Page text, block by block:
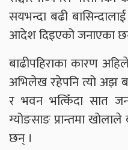
सयभन्दा बढी
आदेश दिइएको जनाएका
बाढीपहिराका कारण
अभिलेख रहेपनि त्यो अझ
र भवन भत्किँदा सात
ग्योङसाङ प्रान्तमा
छन् ।